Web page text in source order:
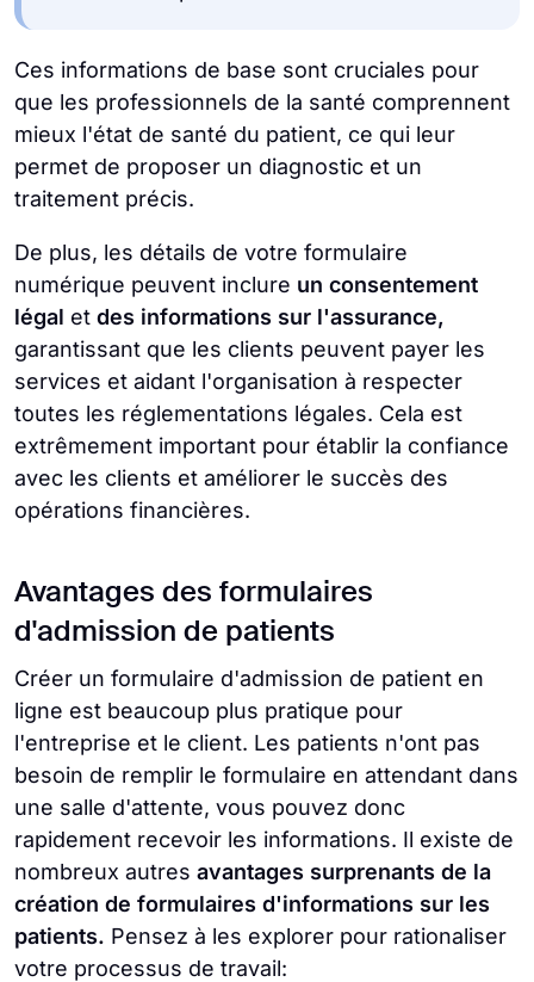
Ces informations de base sont cruciales pour
que les professionnels de la santé comprennent
mieux l'état de santé du patient, ce qui leur
permet de proposer un diagnostic et un
traitement précis.
De plus, les détails de votre formulaire
numérique peuvent inclure un consentement
légal et des informations sur l'assurance,
garantissant que les clients peuvent payer les
services et aidant l'organisation à respecter
toutes les réglementations légales. Cela est
extrêmement important pour établir la confiance
avec les clients et améliorer le succès des
opérations financières.
Avantages des formulaires
d'admission de patients
Créer un formulaire d'admission de patient en
ligne est beaucoup plus pratique pour
l'entreprise et le client. Les patients n'ont pas
besoin de remplir le formulaire en attendant dans
une salle d'attente, vous pouvez donc
rapidement recevoir les informations. Il existe de
nombreux autres avantages surprenants de la
création de formulaires d'informations sur les
patients. Pensez à les explorer pour rationaliser
votre processus de travail: